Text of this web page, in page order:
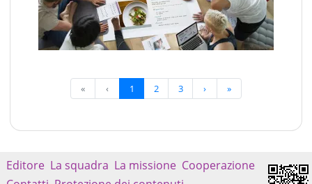
« ‹ 1 2 3 › »
Editore La squadra La missione Cooperazione